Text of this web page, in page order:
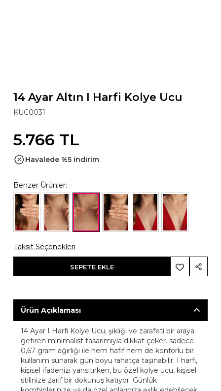
14 Ayar Altın I Harfi Kolye Ucu
KUC0031
5.766 TL
Havalede %5 indirim
Benzer Ürünler:
Taksit Seçenekleri
SEPETE EKLE
Ürün Açıklaması
14 Ayar I Harfi Kolye Ucu, şıklığı ve zarafeti bir araya
getiren minimalist tasarımıyla dikkat çeker. sadece
0,67 gram ağırlığı ile hem hafif hem de konforlu bir
kullanım sunarak gün boyu rahatça taşınabilir. I harfi,
kişisel ifadenizi yansıtırken, bu özel kolye ucu, kişisel
stilinize zarif bir dokunuş katıyor. Günlük